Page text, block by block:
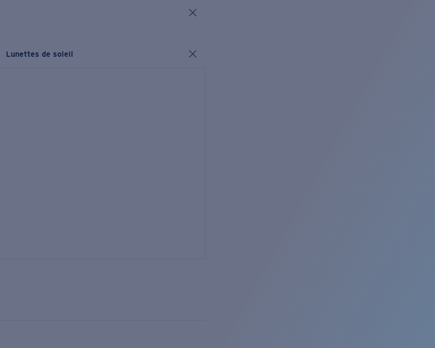
Lunettes de soleil